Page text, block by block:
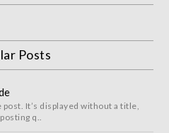
Posts
post. It’s displayed without a title,
q..